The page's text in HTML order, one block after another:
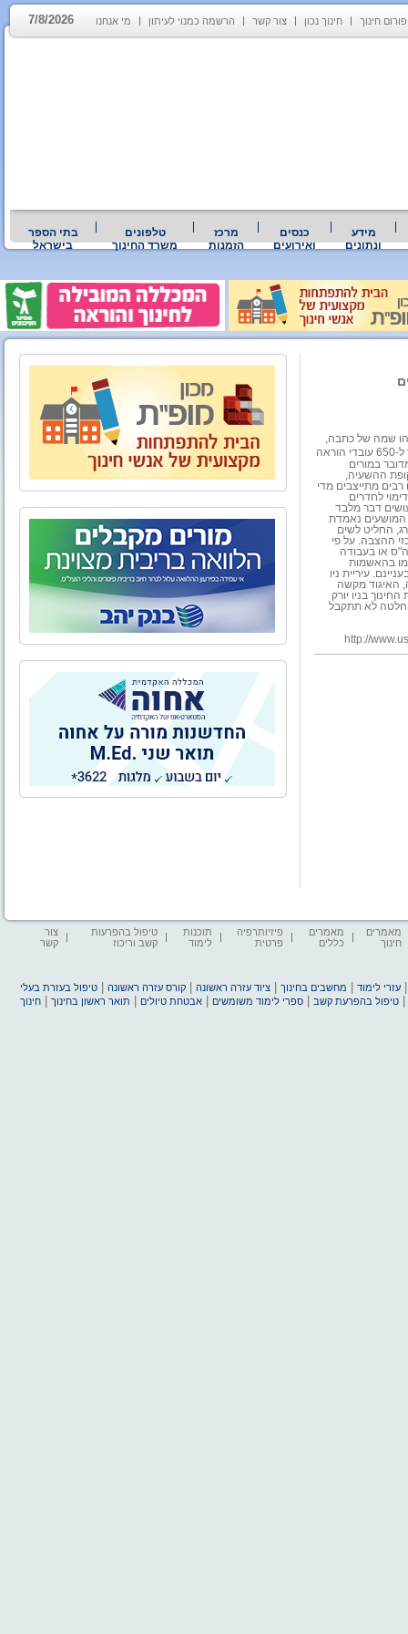
פורום חינוך חינוך נכון צור קשר הרשמה כמנוי לעיתון מי אנחנו 7/8/2026
מידע
ונתונים
כנסים
ואירועים
מרכז
הזמנות
טלפונים
משרד החינוך
בתי הספר
בישראל
שמה של כתבה,
. על פי הכתבה, העירייה משלמת שכר ל-650 עובדי הוראה
מדובר במורים
ההשעיה,
מתייצבים מדי
לחדרים
דבר מלבד
המושעים נאמדת
החליט לשים
ההצבה. על פי
או בעבודה
בהאשמות
עיריית ניו
האיגוד מקשה
בניו יורק
אם ההחלטה לא תתקבל
http://
מאמרים
חינוך
מאמרים
כללים
פיזיותרפיה
פרטית
תוכנות
לימוד
טיפול בהפרעות
קשב וריכוז
צור
קשר
עזרי לימוד מחשבים בחינוך |ציוד עזרה ראשונה |קורס עזרה ראשונה |טיפול בעזרת בעלי
|טיפול בהפרעת קשב |ספרי לימוד משומשים |אבטחת טיולים תואר ראשון בחינוך |חינוך